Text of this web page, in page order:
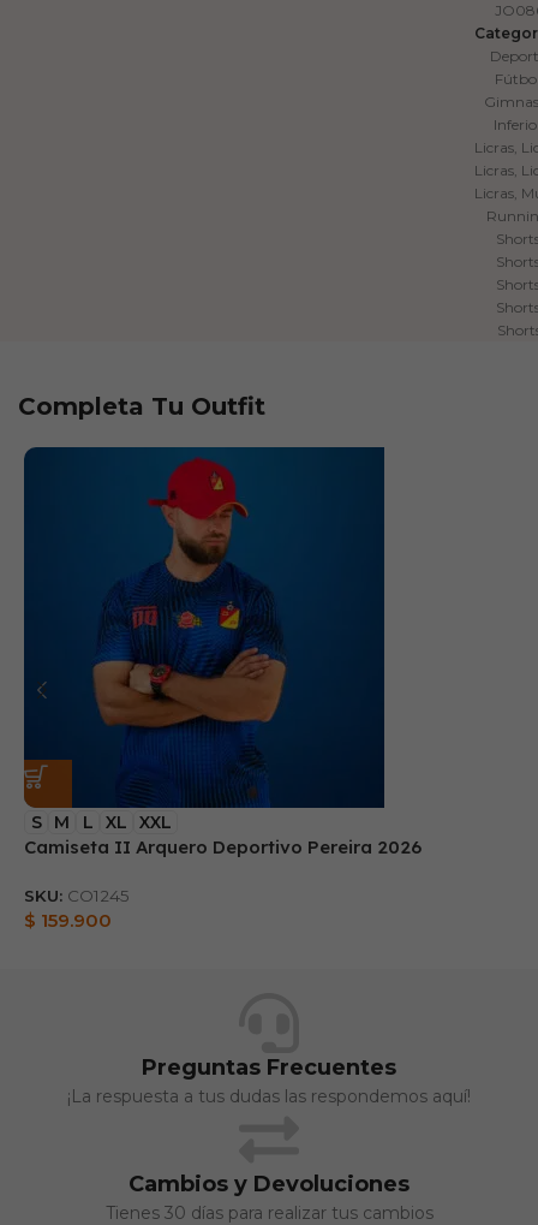
Licras,
Licras,
Licras,
Completa Tu Outfit
S M L XL XXL
Camiseta II Arquero Deportivo Pereira 2026
SKU: CO1245
$ 159.900
Preguntas Frecuentes
¡La respuesta a tus dudas las respondemos aquí!
Cambios y Devoluciones
Tienes 30 días para realizar tus cambios